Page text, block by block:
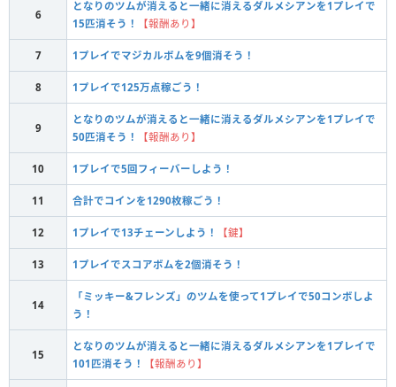
6
となりのツムが消えると一緒に消えるダルメシアンを1プレイで
15匹消そう！
【報酬あり】
7 1プレイでマジカルボムを9個消そう！
8 1プレイで125万点稼ごう！
9
となりのツムが消えると一緒に消えるダルメシアンを1プレイで
50匹消そう！
【報酬あり】
10 1プレイで5回フィーバーしよう！
11 合計でコインを1290枚稼ごう！
12 1プレイで13チェーンしよう！ 【鍵】
13 1プレイでスコアボムを2個消そう！
14
「ミッキー&フレンズ」のツムを使って1プレイで50コンボしよ
う！
15
となりのツムが消えると一緒に消えるダルメシアンを1プレイで
101匹消そう！
【報酬あり】